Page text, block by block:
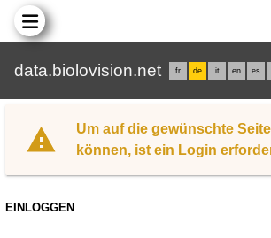
data.biolovision.net fr de it en es
Um auf die gewünschte
können, ist ein Login
EINLOGGEN